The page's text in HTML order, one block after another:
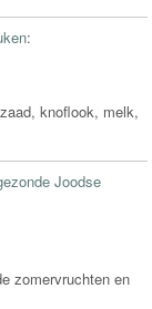
:
knoflook, melk,
Joodse
zomervruchten en